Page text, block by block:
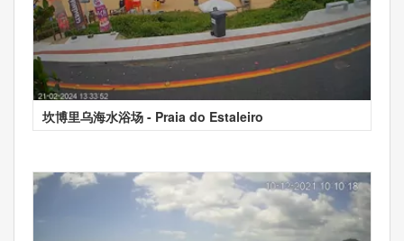
坎博里乌海水浴场 - Praia do Estaleiro